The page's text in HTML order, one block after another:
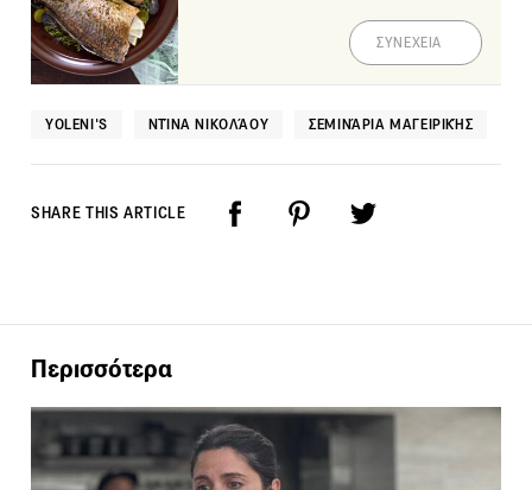
ΣΥΝΕΧΕΙΑ
YOLENI'S ΝΤΊΝΑ ΝΙΚΟΛΆΟΥ ΣΕΜΙΝΆΡΙΑ ΜΑΓΕΙΡΙΚΉΣ
SHARE THIS ARTICLE
Περισσότερα